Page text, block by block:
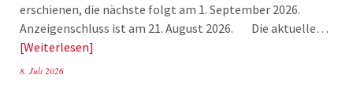
erschienen, die nächste folgt am 1. September 2026.
Anzeigenschluss ist am 21. August 2026. Die aktuelle…
Weiterlesen
8. Juli 2026